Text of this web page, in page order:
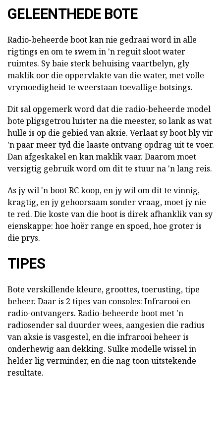
GELEENTHEDE BOTE
Radio-beheerde boot kan nie gedraai word in alle
rigtings en om te swem in 'n reguit sloot water
ruimtes. Sy baie sterk behuising vaartbelyn, gly
maklik oor die oppervlakte van die water, met volle
vrymoedigheid te weerstaan toevallige botsings.
Dit sal opgemerk word dat die radio-beheerde model
bote pligsgetrou luister na die meester, so lank as wat
hulle is op die gebied van aksie. Verlaat sy boot bly vir
'n paar meer tyd die laaste ontvang opdrag uit te voer.
Dan afgeskakel en kan maklik vaar. Daarom moet
versigtig gebruik word om dit te stuur na 'n lang reis.
As jy wil 'n boot RC koop, en jy wil om dit te vinnig,
kragtig, en jy gehoorsaam sonder vraag, moet jy nie
te red. Die koste van die boot is direk afhanklik van sy
eienskappe: hoe hoër range en spoed, hoe groter is
die prys.
TIPES
Bote verskillende kleure, groottes, toerusting, tipe
beheer. Daar is 2 tipes van consoles: Infrarooi en
radio-ontvangers. Radio-beheerde boot met 'n
radiosender sal duurder wees, aangesien die radius
van aksie is vasgestel, en die infrarooi beheer is
onderhewig aan dekking. Sulke modelle wissel in
helder lig verminder, en die nag toon uitstekende
resultate.